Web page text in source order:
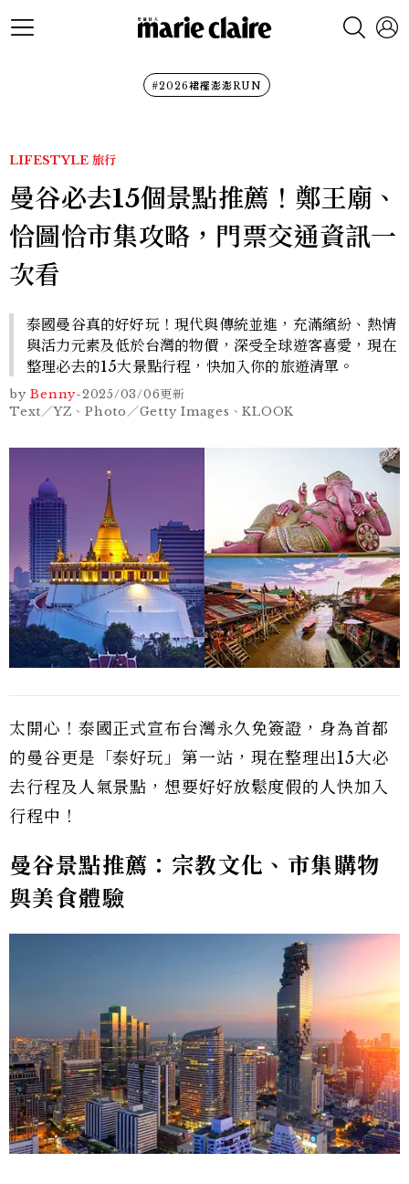
#2026裙襬澎澎RUN
LIFESTYLE 旅行
曼谷必去15個景點推薦！鄭王廟、
恰圖恰市集攻略，門票交通資訊一
次看
泰國曼谷真的好好玩！現代與傳統並進，充滿繽紛、熱情
與活力元素及低於台灣的物價，深受全球遊客喜愛，現在
整理必去的15大景點行程，快加入你的旅遊清單。
by Benny-2025/03/06更新
Text／YZ、Photo／Getty Images、KLOOK
太開心！泰國正式宣布台灣永久免簽證，身為首都
的曼谷更是「泰好玩」第一站，現在整理出15大必
去行程及人氣景點，想要好好放鬆度假的人快加入
行程中！
曼谷景點推薦：宗教文化、市集購物
與美食體驗